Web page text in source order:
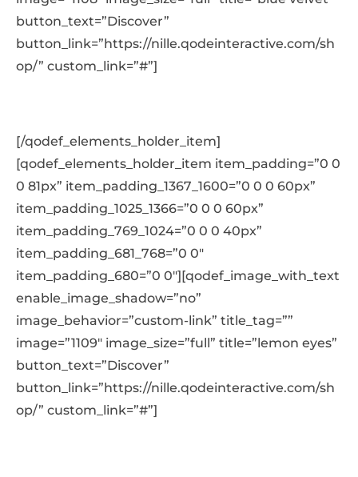
button_text=”Discover”
button_link=”https://nille.qodeinteractive.com/sh
op/” custom_link=”#”]
[/qodef_elements_holder_item]
[qodef_elements_holder_item item_padding=”0 0
0 81px” item_padding_1367_1600=”0 0 0 60px”
item_padding_1025_1366=”0 0 0 60px”
item_padding_769_1024=”0 0 0 40px”
item_padding_681_768=”0 0″
item_padding_680=”0 0″][qodef_image_with_text
enable_image_shadow=”no”
image_behavior=”custom-link” title_tag=””
image=”1109″ image_size=”full” title=”lemon eyes”
button_text=”Discover”
button_link=”https://nille.qodeinteractive.com/sh
op/” custom_link=”#”]